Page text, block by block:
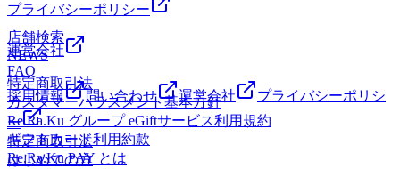
プライバシーポリシー
運営会社
特定商取引法
カスタマーハラスメント基本方針
Re.Ra.Ku グループ eGiftサービス利用規約
ギフトカード利用約款
Re.Ra.Ku PAY とは
店舗検索
NEWS
FAQ
採用情報
問い合わせ 運営会社
プライバシーポリシ
ー
特定商取引法
はじめての方